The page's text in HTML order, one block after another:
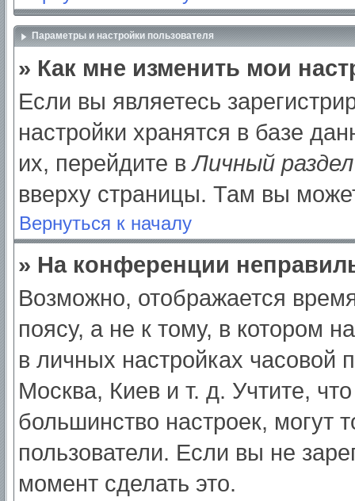
Параметры и настройки пользователя
» Как мне изменить мои
Если вы являетесь
настройки хранятся в базе
их, перейдите вЛичный раздел
вверху страницы. Там вы
Вернуться к началу
» На конференции
Возможно, отображается
поясу, а не к тому, в котором
в личных настройках часовой
Москва, Киев и т. д. Учтите,
большинство настроек, могут
пользователи. Если вы не
момент сделать это.